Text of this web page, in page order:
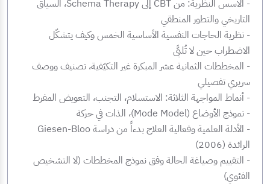
- الأسس النظرية: من CBT إلى Schema Therapy، السياق
التاريخي والتطور المنطقي
- نظرية الحاجات النفسية الأساسية الخمس وكيف يتشكّل
الاضطراب حين لا تُلبَّى
- المخططات الثمانية عشر المبكرة غير التكيّفية، تصنيف ووصف
سريري تفصيلي
- أنماط المواجهة الثلاثة: الاستسلام، التجنب، التعويض المفرط
- نموذج الأوضاع (Mode Model)، الذات في حركة
- الأدلة العلمية وفعالية العلاج بدءاً من دراسة Giesen-Bloo
الرائدة (2006)
- التقييم وصياغة الحالة وفق نموذج المخططات (لا التشخيص
الفئوي)